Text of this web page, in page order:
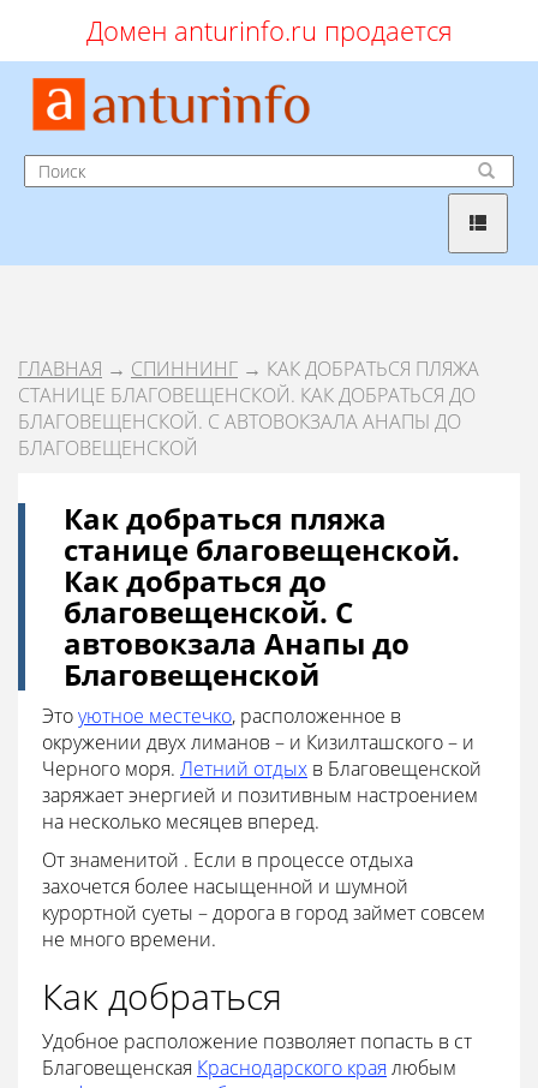
Домен anturinfo.ru продается
ГЛАВНАЯ → СПИННИНГ → КАК ДОБРАТЬСЯ ПЛЯЖА
СТАНИЦЕ БЛАГОВЕЩЕНСКОЙ. КАК ДОБРАТЬСЯ ДО
БЛАГОВЕЩЕНСКОЙ. С АВТОВОКЗАЛА АНАПЫ ДО
БЛАГОВЕЩЕНСКОЙ
Как добраться пляжа
станице благовещенской.
Как добраться до
благовещенской. С
автовокзала Анапы до
Благовещенской
Этоуютное местечко, расположенное в
окружении двух лиманов – и Кизилташского – и
Черного моря. Летний отдых в Благовещенской
заряжает энергией и позитивным настроением
на несколько месяцев вперед.
От знаменитой . Если в процессе отдыха
захочется более насыщенной и шумной
курортной суеты – дорога в город займет совсем
не много времени.
Как добраться
Удобное расположение позволяет попасть в ст
Благовещенская Краснодарского края любым